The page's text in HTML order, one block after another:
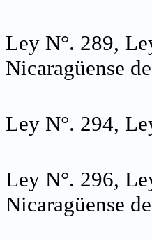
Ley N°. 289,
Nicaragüense
Ley N°. 294,
Ley N°. 296,
Nicaragüense